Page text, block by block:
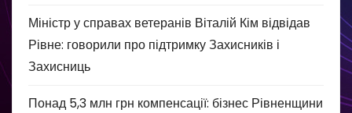
Міністр у справах ветеранів Віталій Кім відвідав
Рівне: говорили про підтримку Захисників і
Захисниць
Понад 5,3 млн грн компенсації: бізнес Рівненщини